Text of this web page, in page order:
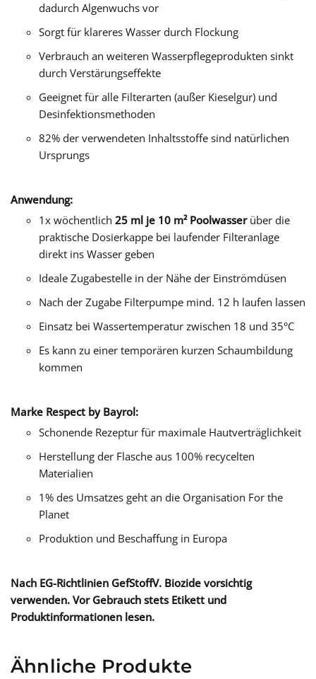
dadurch Algenwuchs vor
Sorgt für klareres Wasser durch Flockung
Verbrauch an weiteren Wasserpflegeprodukten sinkt
durch Verstärungseffekte
Geeignet für alle Filterarten (außer Kieselgur) und
Desinfektionsmethoden
82% der verwendeten Inhaltsstoffe sind natürlichen
Ursprungs
Anwendung:
1x wöchentlich 25 ml je 10 m² Poolwasserüber die
praktische Dosierkappe bei laufender Filteranlage
direkt ins Wasser geben
Ideale Zugabestelle in der Nähe der Einströmdüsen
Nach der Zugabe Filterpumpe mind. 12 h laufen lassen
Einsatz bei Wassertemperatur zwischen 18 und 35°C
Es kann zu einer temporären kurzen Schaumbildung
kommen
Marke Respect by Bayrol:
Schonende Rezeptur für maximale Hautverträglichkeit
Herstellung der Flasche aus 100% recycelten
Materialien
1% des Umsatzes geht an die Organisation For the
Planet
Produktion und Beschaffung in Europa
Nach EG-Richtlinien GefStoffV. Biozide vorsichtig
verwenden. Vor Gebrauch stets Etikett und
Produktinformationen lesen.
Ähnliche Produkte